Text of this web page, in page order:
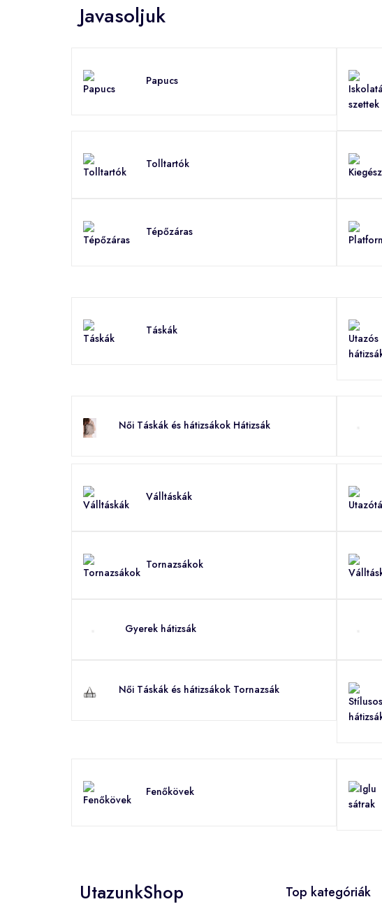
Javasoljuk
Papucs
Tolltartók
Tépőzáras
Táskák
Női Táskák és hátizsákok Hátizsák
Válltáskák
Tornazsákok
Gyerek hátizsák
Női Táskák és hátizsákok Tornazsák
Fenőkövek
UtazunkShop Top kategóriák